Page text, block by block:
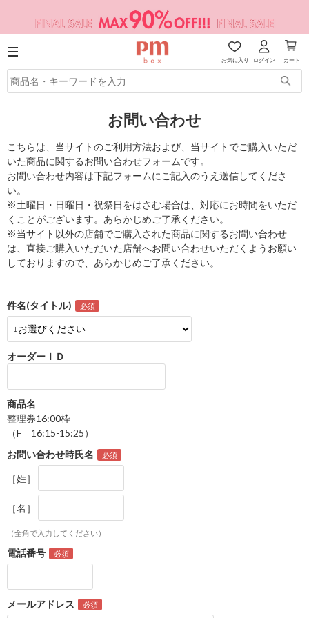
お気に入り ログイン カート
お問い合わせ
こちらは、当サイトのご利用方法および、当サイトでご購入いただ
いた商品に関するお問い合わせフォームです。
お問い合わせ内容は下記フォームにご記入のうえ送信してくださ
い。
※土曜日・日曜日・祝祭日をはさむ場合は、対応にお時間をいただ
くことがございます。あらかじめご了承ください。
※当サイト以外の店舗でご購入された商品に関するお問い合わせ
は、直接ご購入いただいた店舗へお問い合わせいただくようお願い
しておりますので、あらかじめご了承ください。
件名(タイトル)
オーダーＩＤ
商品名
整理券16:00枠
（F 16:15-15:25）
お問い合わせ時氏名
［姓］
［名］
（全角で入力してください）
電話番号
メールアドレス